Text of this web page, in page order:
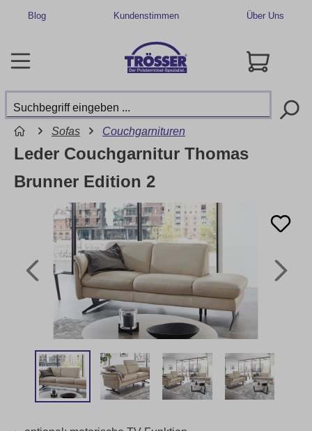
Blog Kundenstimmen Über Uns
Sofas Couchgarnituren
Leder Couchgarnitur Thomas
Brunner Edition 2